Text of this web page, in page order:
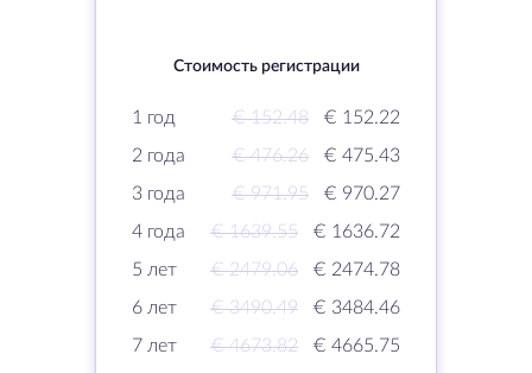
Стоимость регистрации
1 год € 152.48
€ 152.22
2 года
€ 476.26
€ 475.43
3 года
€ 971.95
€ 970.27
4 года
€ 1639.55
€ 1636.72
5 лет
€ 2479.06
€ 2474.78
6 лет
€ 3490.49
€ 3484.46
7 лет
€ 4673.82
€ 4665.75